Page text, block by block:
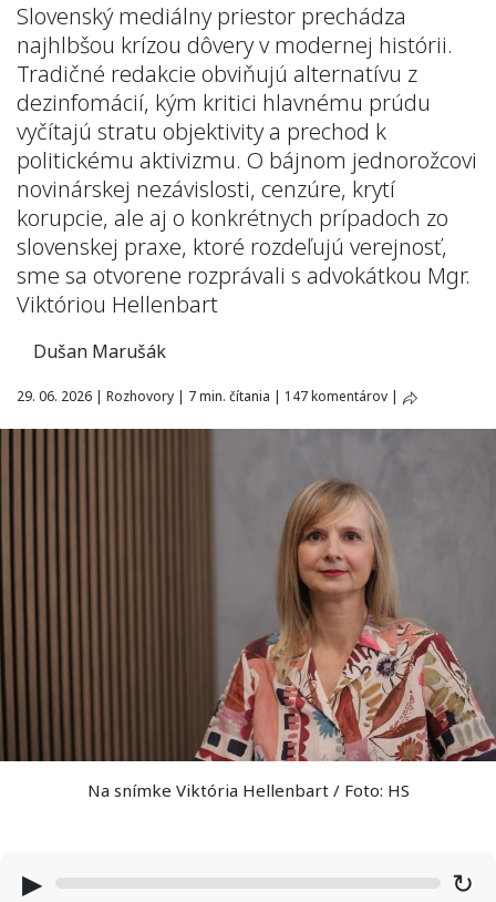
Slovenský mediálny priestor prechádza
najhlbšou krízou dôvery v modernej histórii.
Tradičné redakcie obviňujú alternatívu z
dezinfomácií, kým kritici hlavnému prúdu
vyčítajú stratu objektivity a prechod k
politickému aktivizmu. O bájnom jednorožcovi
novinárskej nezávislosti, cenzúre, krytí
korupcie, ale aj o konkrétnych prípadoch zo
slovenskej praxe, ktoré rozdeľujú verejnosť,
sme sa otvorene rozprávali s advokátkou Mgr.
Viktóriou Hellenbart
Dušan Marušák
29. 06. 2026 | Rozhovory | 7 min. čítania | 147 komentárov |
Na snímke Viktória Hellenbart / Foto: HS
▶ ↻